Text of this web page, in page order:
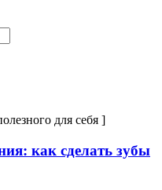
для себя ]
как сделать зубы